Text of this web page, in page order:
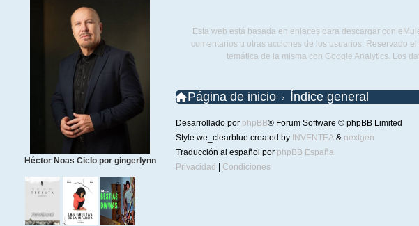
Héctor Noas Ciclo por gingerlynn
Esta web está basada en enlaces para descargar con
comentarios u otras acciones de los usuarios. Reservado
temática de la misma con Google Analytics. Los
Página de inicio Índice general
Desarrollado por phpBB® Forum Software © phpBB Limited
Style we_clearblue created by INVENTEA& nextgen
Traducción al español por phpBB España
Privacidad
Condiciones